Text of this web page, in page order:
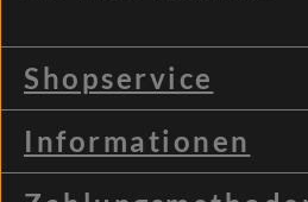
Shopservice
Informationen